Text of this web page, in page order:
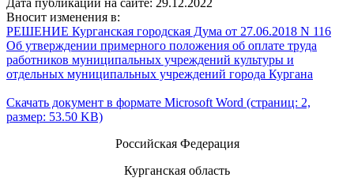
Вносит изменения в:
РЕШЕНИЕ Курганская городская Дума от 27.06.2018 N 116
Об утверждении примерного положения об оплате труда
работников муниципальных учреждений культуры и
отдельных муниципальных учреждений города Кургана
Скачать документ в формате Microsoft Word (страниц: 2,
размер: 53.50 KB)
Российская Федерация
Курганская область